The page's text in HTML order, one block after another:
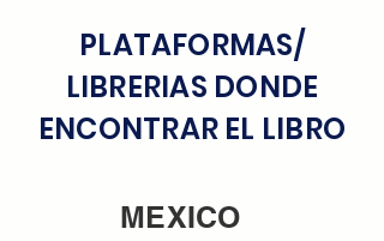
PLATAFORMAS/
LIBRERIAS DONDE
ENCONTRAR EL LIBRO
MEXICO